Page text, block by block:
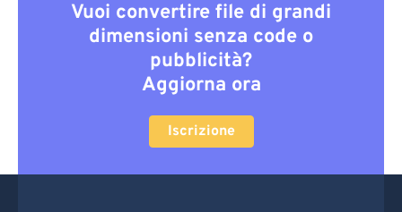
Vuoi convertire file di grandi
dimensioni senza code o
pubblicità?
Aggiorna ora
Iscrizione